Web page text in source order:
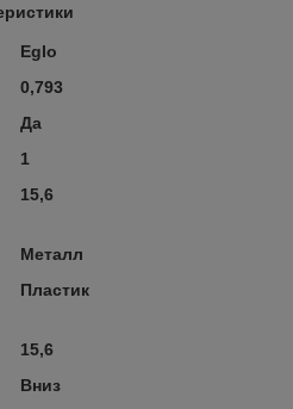
Eglo
0,793
Да
1
15,6
Металл
Пластик
15,6
Вниз